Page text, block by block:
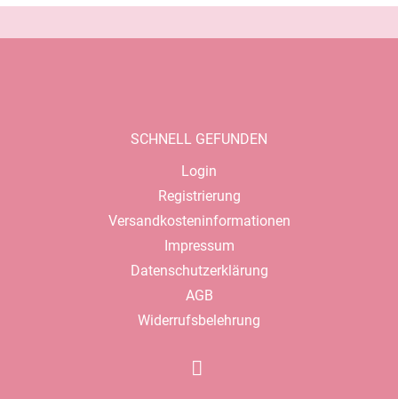
SCHNELL GEFUNDEN
Navigation
überspringen
Login
Registrierung
Versandkosteninformationen
Impressum
Datenschutzerklärung
AGB
Widerrufsbelehrung